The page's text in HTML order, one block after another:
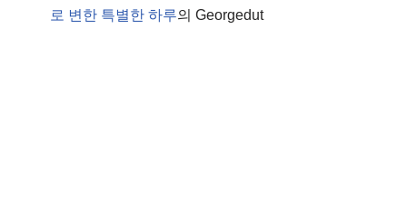
로 변한 특별한 하루의 Georgedut